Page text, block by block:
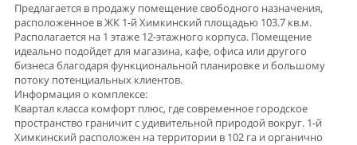
Предлагается в продажу помещение свободного назначения,
расположенное в ЖК 1-й Химкинский площадью 103.7 кв.м.
Располагается на 1 этаже 12-этажного корпуса. Помещение
идеально подойдет для магазина, кафе, офиса или другого
бизнеса благодаря функциональной планировке и большому
потоку потенциальных клиентов.
Информация о комплексе:
Квартал класса комфорт плюс, где современное городское
пространство граничит с удивительной природой вокруг. 1-й
Химкинский расположен на территории в 102 га и органично